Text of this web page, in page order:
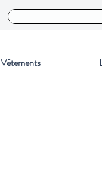
Vêtements